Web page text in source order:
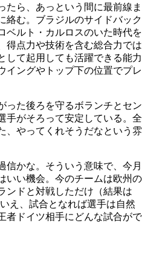
たら、あっという間に最前線ま
絡む。ブラジルのサイドバック
ベルト・カルロスのいた時代を
得点力や技術を含む総合力では
して起用しても活躍できる能力
イングやトップ下の位置でプレ
った後ろを守るボランチとセン
手がそろって安定している。全
、やってくれそうだなという雰
信かな。そういう意味で、今月
いい機会。今のチームは欧州の
ンドと対戦しただけ（結果は
え、試合となれば選手は自然
者ドイツ相手にどんな試合がで